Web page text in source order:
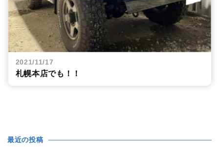
2021/11/17
札幌本店でも！！
最近の投稿